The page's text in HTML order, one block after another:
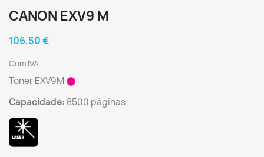
CANON EXV9 M
106,50 €
Com IVA
Toner EXV9M
Capacidade: 8500 páginas